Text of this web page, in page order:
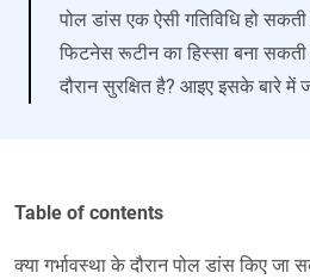
पोल डांस एक ऐसी गतिविधि हो
फिटनेस रूटीन का हिस्सा बना सकती
दौरान सुरक्षित है? आइए इसके बारे में
Table of contents
क्या गर्भावस्था के दौरान पोल डांस किए जा